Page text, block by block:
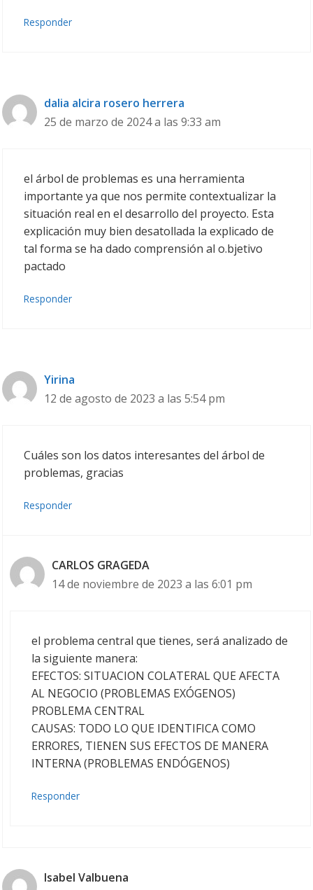
Responder
dalia alcira rosero herrera
25 de marzo de 2024 a las 9:33 am
el árbol de problemas es una herramienta
importante ya que nos permite contextualizar la
situación real en el desarrollo del proyecto. Esta
explicación muy bien desatollada la explicado de
tal forma se ha dado comprensión al o.bjetivo
pactado
Responder
Yirina
12 de agosto de 2023 a las 5:54 pm
Cuáles son los datos interesantes del árbol de
problemas, gracias
Responder
CARLOS GRAGEDA
14 de noviembre de 2023 a las 6:01 pm
el problema central que tienes, será analizado de
la siguiente manera:
EFECTOS: SITUACION COLATERAL QUE AFECTA
AL NEGOCIO (PROBLEMAS EXÓGENOS)
PROBLEMA CENTRAL
CAUSAS: TODO LO QUE IDENTIFICA COMO
ERRORES, TIENEN SUS EFECTOS DE MANERA
INTERNA (PROBLEMAS ENDÓGENOS)
Responder
Isabel Valbuena